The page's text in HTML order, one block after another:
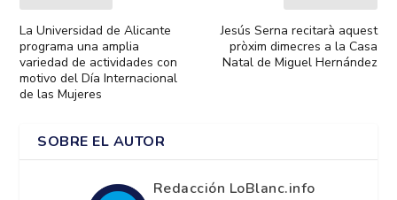
La Universidad de Alicante
programa una amplia
variedad de actividades con
motivo del Día Internacional
de las Mujeres
Jesús Serna recitarà aquest
pròxim dimecres a la Casa
Natal de Miguel Hernández
SOBRE EL AUTOR
Redacción LoBlanc.info